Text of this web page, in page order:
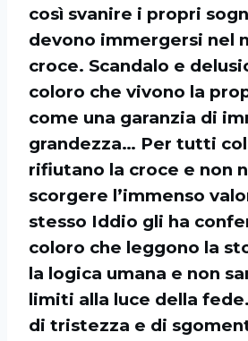
così svanire i propri
devono immergersi nel
croce. Scandalo e
coloro che vivono la
come una garanzia di
grandezza… Per tutti
rifiutano la croce e non
scorgere l’immenso
stesso Iddio gli ha
coloro che leggono la
la logica umana e non
limiti alla luce della
di tristezza e di